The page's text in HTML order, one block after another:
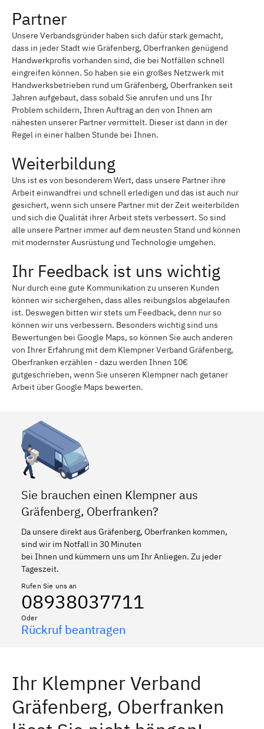
Partner
Unsere Verbandsgründer haben sich dafür stark gemacht,
dass in jeder Stadt wie Gräfenberg, Oberfranken genügend
Handwerkprofis vorhanden sind, die bei Notfällen schnell
eingreifen können. So haben sie ein großes Netzwerk mit
Handwerksbetrieben rund um Gräfenberg, Oberfranken seit
Jahren aufgebaut, dass sobald Sie anrufen und uns Ihr
Problem schildern, Ihren Auftrag an den von Ihnen am
nähesten unserer Partner vermittelt. Dieser ist dann in der
Regel in einer halben Stunde bei Ihnen.
Weiterbildung
Uns ist es von besonderem Wert, dass unsere Partner ihre
Arbeit einwandfrei und schnell erledigen und das ist auch nur
gesichert, wenn sich unsere Partner mit der Zeit weiterbilden
und sich die Qualität ihrer Arbeit stets verbessert. So sind
alle unsere Partner immer auf dem neusten Stand und können
mit modernster Ausrüstung und Technologie umgehen.
Ihr Feedback ist uns wichtig
Nur durch eine gute Kommunikation zu unseren Kunden
können wir sichergehen, dass alles reibungslos abgelaufen
ist. Deswegen bitten wir stets um Feedback, denn nur so
können wir uns verbessern. Besonders wichtig sind uns
Bewertungen bei Google Maps, so können Sie auch anderen
von Ihrer Erfahrung mit dem Klempner Verband Gräfenberg,
Oberfranken erzählen - dazu werden Ihnen 10€
gutgeschrieben, wenn Sie unseren Klempner nach getaner
Arbeit über Google Maps bewerten.
Sie brauchen einen Klempner aus
Gräfenberg, Oberfranken?
Da unsere direkt aus Gräfenberg, Oberfranken kommen,
sind wir im Notfall in 30 Minuten
bei Ihnen und kümmern uns um Ihr Anliegen. Zu jeder
Tageszeit.
Rufen Sie uns an
08938037711
Oder
Rückruf beantragen
Ihr Klempner Verband
Gräfenberg, Oberfranken